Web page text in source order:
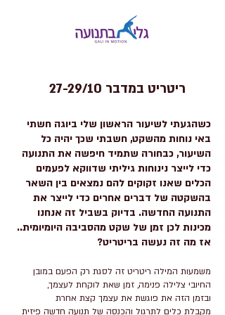
ריטריט במדבר 27-29/10
כשהגעתי לשיעור הראשון שלי ביוגה חשתי
באי נוחות מהשקט, חשבתי שכך יהיה כל
השיעור, כבחורה שתמיד חיפשה את התנועה
כדי לייצר נינוחות גיליתי שדווקא לפעמים
הכלים שאנו זקוקים להם נמצאים בין השאר
בהשקטה של דברים אחרים כדי לייצר את
התנועה החדשה. בדיוק בשביל זה אנחנו
מכינות לכן זמן של שקט מהסביבה היומיומית..
אז מה זה נעשה בריטריט?
משמעות המילה ריטריט זה לסגת רק הפעם במובן
החיובי צלילה פנימה, זמן שאת לוקחת לעצמך,
ובזמן הזה את פוגשת את עצמך קצת אחרת
מקבלת כלים לתרגול והכנסה של תנועה חדשה פיזית